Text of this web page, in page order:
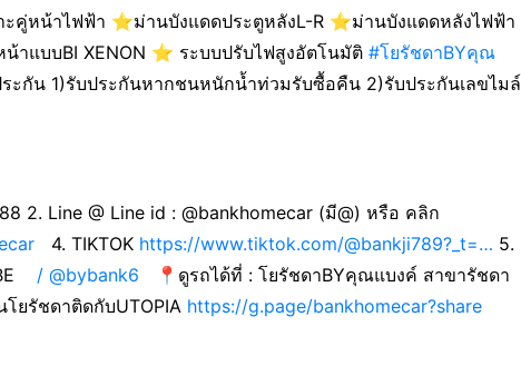
คู่หน้าไฟฟ้า ⭐️ม่านบังแดดประตูหลังL-R ⭐️ม่านบังแดดหลังไฟฟ้า
าแบบBI XENON ⭐️ ระบบปรับไฟสูงอัตโนมัติ #โยรัชดาBYคุณ
ะกัน 1)รับประกันหากชนหนักน้ำท่วมรับซื้อคืน 2)รับประกันเลขไมล์
2. Line @ Line id : @bankhomecar (มี@) หรือ คลิก
4. TIKTOK https://www.tiktok.com/@bankji789?_t=… 5.
/ @bybank6
📍ดูรถได้ที่ : โยรัชดาBYคุณแบงค์ สาขารัชดา
ยรัชดาติดกับUTOPIA https://g.page/bankhomecar?share